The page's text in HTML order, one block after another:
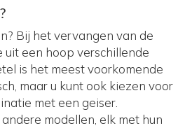
Bij het vervangen van de
uit een hoop verschillende
is het meest voorkomende
maar u kunt ook kiezen voor
met een geiser.
modellen, elk met hun